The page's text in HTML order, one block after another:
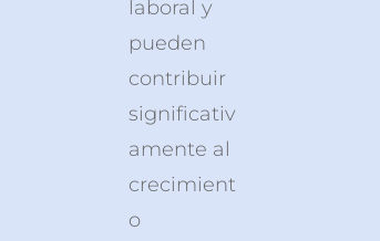
laboral y
pueden
contribuir
significativ
amente al
crecimient
o